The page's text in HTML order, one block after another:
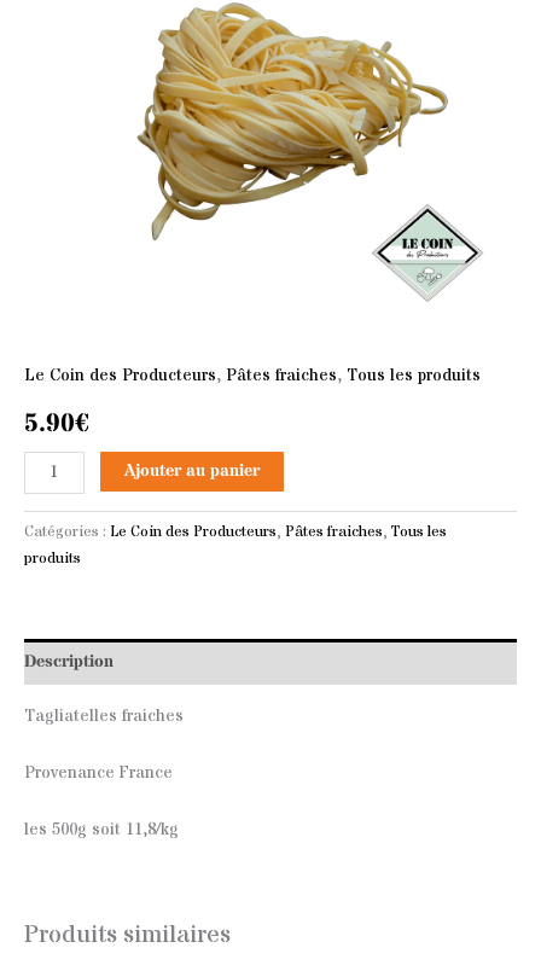
Le Coin des Producteurs, Pâtes fraiches, Tous les produits
5.90€
Ajouter au panier
Catégories : Le Coin des Producteurs, Pâtes fraiches, Tous les
produits
Description
Tagliatelles fraiches
Provenance France
les 500g soit 11,8/kg
Produits similaires